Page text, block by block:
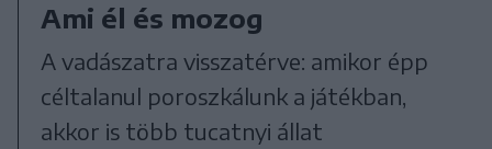
Ami él és mozog
A vadászatra visszatérve: amikor épp
céltalanul poroszkálunk a játékban,
akkor is több tucatnyi állat